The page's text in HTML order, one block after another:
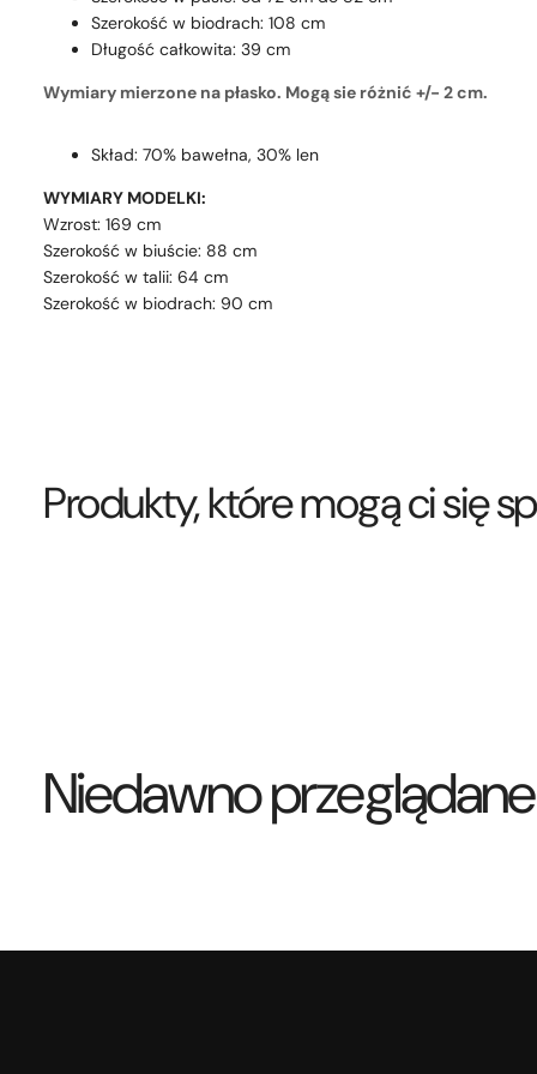
Szerokość w biodrach: 108 cm
Długość całkowita: 39 cm
Wymiary mierzone na płasko. Mogą sie różnić +/- 2 cm.
Skład: 70% bawełna, 30% len
WYMIARY MODELKI:
Wzrost: 169 cm
Szerokość w biuście: 88 cm
Szerokość w talii: 64 cm
Szerokość w biodrach: 90 cm
Produkty, które mogą ci się
Niedawno przeglądane